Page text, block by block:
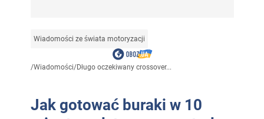
Wiadomości ze świata motoryzacji
/Wiadomości/Długo oczekiwany crossover...
Jak gotować buraki w 10